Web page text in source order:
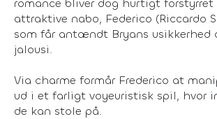
romance bliver dog hurtigt forstyrret
attraktive nabo, Federico (Riccardo
som får antændt Bryans usikkerhed
jalousi.
Via charme formår Frederico at
ud i et farligt voyeuristisk spil, hvor
de kan stole på.